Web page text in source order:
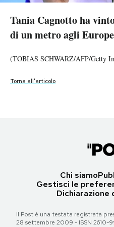
PODCAST
I MIEI PREFERITI
AREA PERSONALE
Newsletter
Tania Cagnotto ha
di un metro agli
(TOBIAS SCHWARZ/AFP/Getty
Torna all'articolo
di un metro agli
(TOBIAS SCHWARZ/AFP/Getty
Tania Cagnotto ha
di un metro agli
(TOBIAS SCHWARZ/AFP/Getty
Torna all'articolo
Tania Cagnotto ha
di un metro agli
Chi siamo
Gestisci le
Dichiarazione
Il Post è una testata registrata
28 settembre 2009 - ISSN 2610-